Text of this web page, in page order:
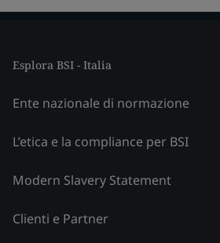
Esplora BSI - Italia
Ente nazionale di normazione
L’etica e la compliance per BSI
Modern Slavery Statement
Clienti e Partner